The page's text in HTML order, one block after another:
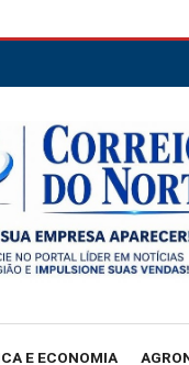
E ECONOMIA